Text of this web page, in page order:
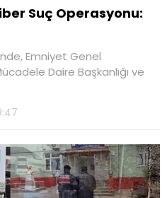
Suç Operasyonu:
Emniyet Genel
Daire Başkanlığı ve